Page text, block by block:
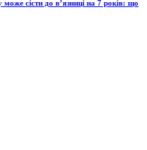
сісти до в’язниці на 7 років: що